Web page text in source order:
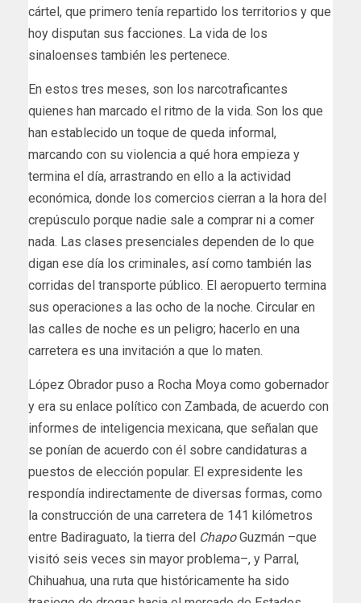
cártel, que primero tenía repartido los territorios y que
hoy disputan sus facciones. La vida de los
sinaloenses también les pertenece.
En estos tres meses, son los narcotraficantes
quienes han marcado el ritmo de la vida. Son los que
han establecido un toque de queda informal,
marcando con su violencia a qué hora empieza y
termina el día, arrastrando en ello a la actividad
económica, donde los comercios cierran a la hora del
crepúsculo porque nadie sale a comprar ni a comer
nada. Las clases presenciales dependen de lo que
digan ese día los criminales, así como también las
corridas del transporte público. El aeropuerto termina
sus operaciones a las ocho de la noche. Circular en
las calles de noche es un peligro; hacerlo en una
carretera es una invitación a que lo maten.
López Obrador puso a Rocha Moya como gobernador
y era su enlace político con Zambada, de acuerdo con
informes de inteligencia mexicana, que señalan que
se ponían de acuerdo con él sobre candidaturas a
puestos de elección popular. El expresidente les
respondía indirectamente de diversas formas, como
la construcción de una carretera de 141 kilómetros
entre Badiraguato, la tierra del ChapoGuzmán –que
visitó seis veces sin mayor problema–, y Parral,
Chihuahua, una ruta que históricamente ha sido